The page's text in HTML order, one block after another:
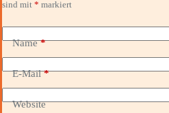
sind mit * markiert
Name*
E-Mail*
Website